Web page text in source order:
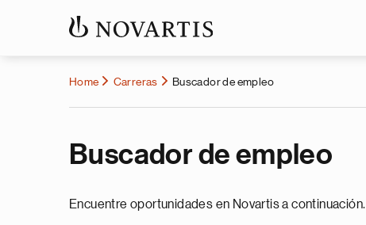
Home Carreras Buscador de empleo
Buscador de empleo
Encuentre oportunidades en Novartis a continuación.